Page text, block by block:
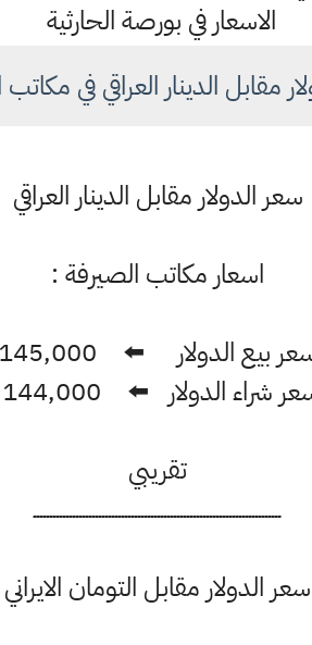
الاسعار في بورصة الحارثية
مقابل الدينار العراقي في
سعر الدولار مقابل الدينار العراقي
اسعار مكاتب الصيرفة :
بيع الدولار ⬅️ 145,000
شراء الدولار ⬅️ 144,000
تقريبي
ــــــــــــــــــــــــــــــــــــــــــــــــــــــــــــــــــــــــــــ
سعر الدولار مقابل التومان الايراني